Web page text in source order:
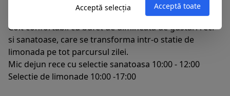
SOCIAL TABLE SOFRA
Colt confortabil cu bufet de dimineata de gustari reci
si sanatoase, care se transforma intr-o statie de
limonada pe tot parcursul zilei.
Mic dejun rece cu selectie sanatoasa 10:00 - 12:00
Selectie de limonade 10:00 -17:00
Acceptă selecția Acceptă toate